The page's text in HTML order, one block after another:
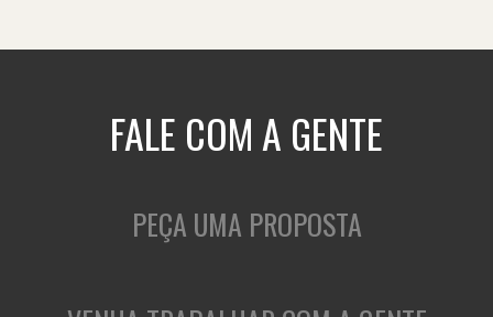
FALE COM A GENTE
PEÇA UMA PROPOSTA